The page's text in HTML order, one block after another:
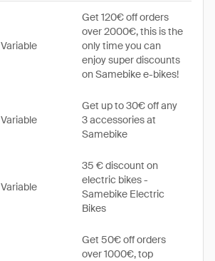
Variable
Get 120€ off orders
over 2000€, this is the
only time you can
enjoy super discounts
on Samebike e-bikes!
Variable
Get up to 30€ off any
3 accessories at
Samebike
Variable
35 € discount on
electric bikes -
Samebike Electric
Bikes
Get 50€ off orders
over 1000€, top